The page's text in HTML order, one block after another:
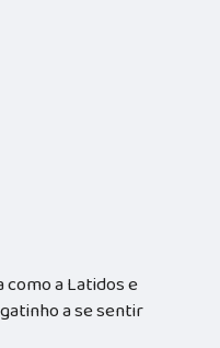
como a Latidos e
a se sentir